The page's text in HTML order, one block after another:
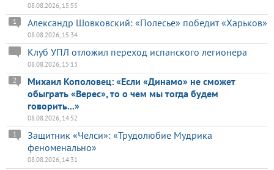
08.08.2026, 15:55
Александр Шовковский: «Полесье» победит «Харьков»
1
08.08.2026, 15:34
Клуб УПЛ отложил переход испанского легионера
08.08.2026, 15:13
Михаил Кополовец: «Если «Динамо» не сможет
обыграть «Верес», то о чем мы тогда будем
говорить...»
2
08.08.2026, 14:52
Защитник «Челси»: «Трудолюбие Мудрика
феноменально»
1
08.08.2026, 14:31